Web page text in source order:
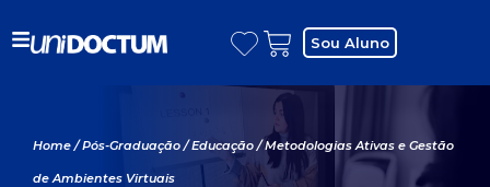
Sou Aluno
Home/Pós-Graduação/Educação/ Metodologias Ativas e Gestão
de Ambientes Virtuais